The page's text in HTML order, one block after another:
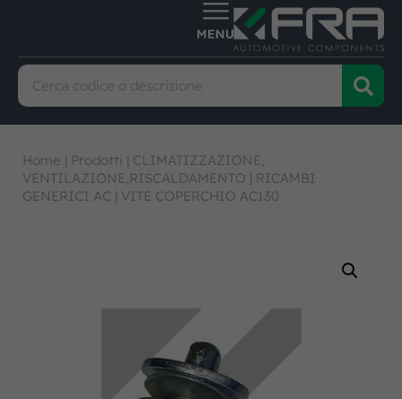
Home | Prodotti | CLIMATIZZAZIONE,
VENTILAZIONE,RISCALDAMENTO | RICAMBI
GENERICI AC | VITE COPERCHIO AC130